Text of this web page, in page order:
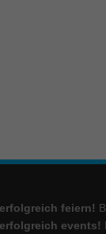
erfolgreich feiern!
erfolgreich events!